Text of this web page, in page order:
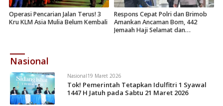
Operasi Pencarian Jalan Terus! 3
Kru KLM Asia Mulia Belum Kembali
Respons Cepat Polri dan Brimob
Amankan Ancaman Bom, 442
Jemaah Haji Selamat dan
Nasional
Nasional19 Maret 2026
Tok! Pemerintah Tetapkan Idulfitri 1 Syawal
1447 H Jatuh pada Sabtu 21 Maret 2026